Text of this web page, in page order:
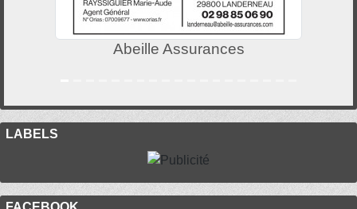
Abeille Assurances
LABELS